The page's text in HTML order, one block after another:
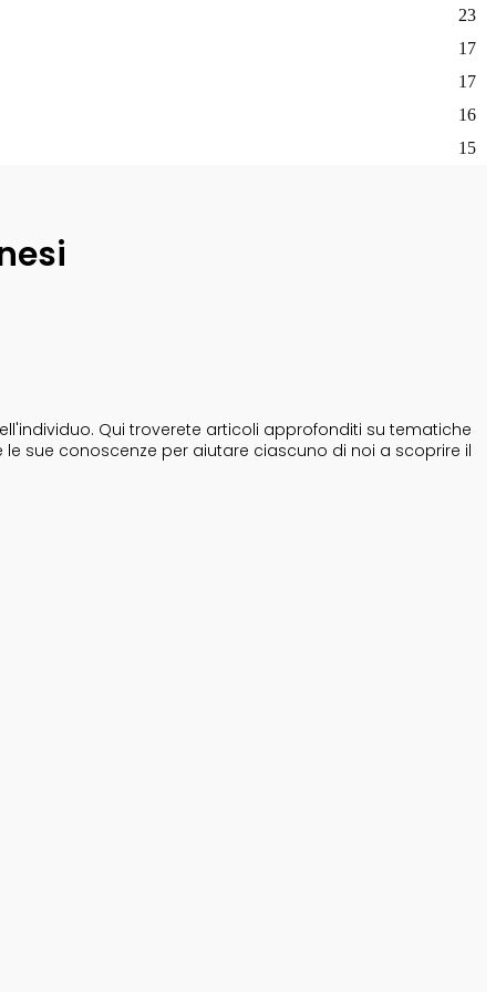
23
17
17
16
15
Qui troverete articoli approfonditi su tematiche
sue conoscenze per aiutare ciascuno di noi a scoprire il